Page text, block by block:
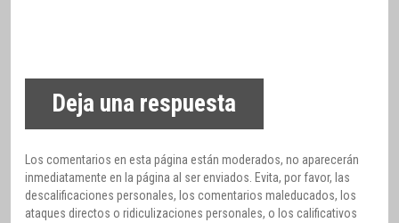
Deja una respuesta
Los comentarios en esta página están moderados, no aparecerán
inmediatamente en la página al ser enviados. Evita, por favor, las
descalificaciones personales, los comentarios maleducados, los
ataques directos o ridiculizaciones personales, o los calificativos